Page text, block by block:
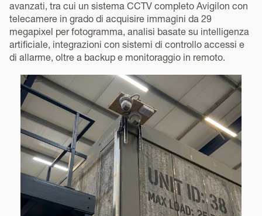
avanzati, tra cui un sistema CCTV completo Avigilon con
telecamere in grado di acquisire immagini da 29
megapixel per fotogramma, analisi basate su intelligenza
artificiale, integrazioni con sistemi di controllo accessi e
di allarme, oltre a backup e monitoraggio in remoto.